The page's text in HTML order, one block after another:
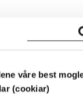
våre best
(cookiar)
slik det er
2024